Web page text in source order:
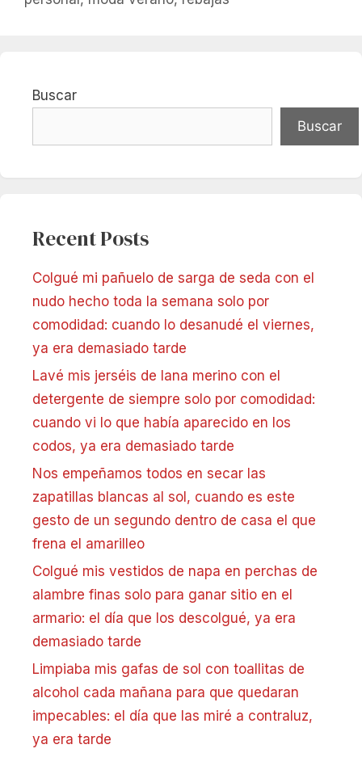
Buscar
Buscar
Recent Posts
Colgué mi pañuelo de sarga de seda con el
nudo hecho toda la semana solo por
comodidad: cuando lo desanudé el viernes,
ya era demasiado tarde
Lavé mis jerséis de lana merino con el
detergente de siempre solo por comodidad:
cuando vi lo que había aparecido en los
codos, ya era demasiado tarde
Nos empeñamos todos en secar las
zapatillas blancas al sol, cuando es este
gesto de un segundo dentro de casa el que
frena el amarilleo
Colgué mis vestidos de napa en perchas de
alambre finas solo para ganar sitio en el
armario: el día que los descolgué, ya era
demasiado tarde
Limpiaba mis gafas de sol con toallitas de
alcohol cada mañana para que quedaran
impecables: el día que las miré a contraluz,
ya era tarde